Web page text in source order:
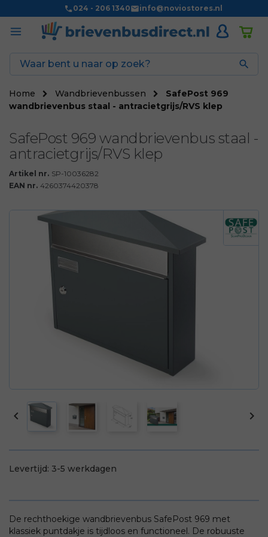
024 - 206 1340 info@noviostores.nl

Home Wandbrievenbussen
SafePost 969
wandbrievenbus staal - antracietgrijs/RVS klep
SafePost 969 wandbrievenbus staal -
antracietgrijs/RVS klep
Artikel nr. SP-10036282
EAN nr. 4260374420378
 
Levertijd: 3-5 werkdagen
De rechthoekige wandbrievenbus SafePost 969 met
klassiek puntdakje is tijdloos en functioneel. De robuuste